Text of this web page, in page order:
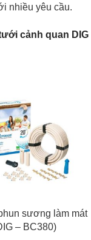
nhiều yêu cầu.
cảnh quan DIG
sương làm mát
– BC380)